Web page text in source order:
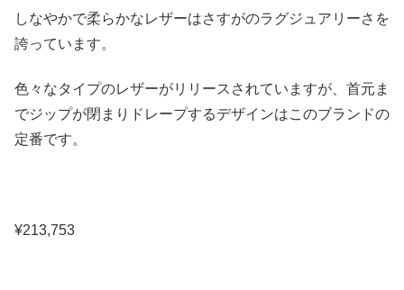
しなやかで柔らかなレザーはさすがのラグジュアリーさを
誇っています。
色々なタイプのレザーがリリースされていますが、首元ま
でジップが閉まりドレープするデザインはこのブランドの
定番です。
¥213,753